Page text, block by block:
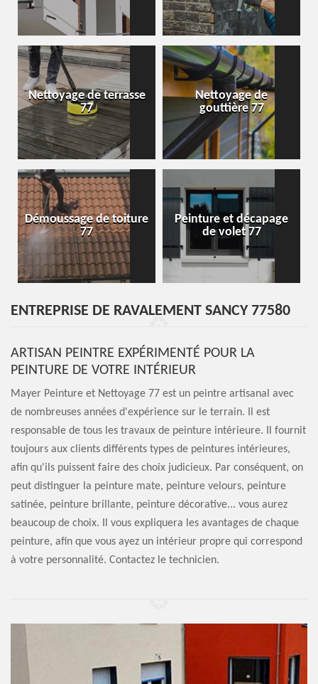
Nettoyage de terrasse
77
Nettoyage de
gouttière 77
Démoussage de toiture
77
Peinture et décapage
de volet 77
ENTREPRISE DE RAVALEMENT SANCY 77580
ARTISAN PEINTRE EXPÉRIMENTÉ POUR LA
PEINTURE DE VOTRE INTÉRIEUR
Mayer Peinture et Nettoyage 77 est un peintre artisanal avec
de nombreuses années d'expérience sur le terrain. Il est
responsable de tous les travaux de peinture intérieure. Il fournit
toujours aux clients différents types de peintures intérieures,
afin qu'ils puissent faire des choix judicieux. Par conséquent, on
peut distinguer la peinture mate, peinture velours, peinture
satinée, peinture brillante, peinture décorative... vous aurez
beaucoup de choix. Il vous expliquera les avantages de chaque
peinture, afin que vous ayez un intérieur propre qui correspond
à votre personnalité. Contactez le technicien.